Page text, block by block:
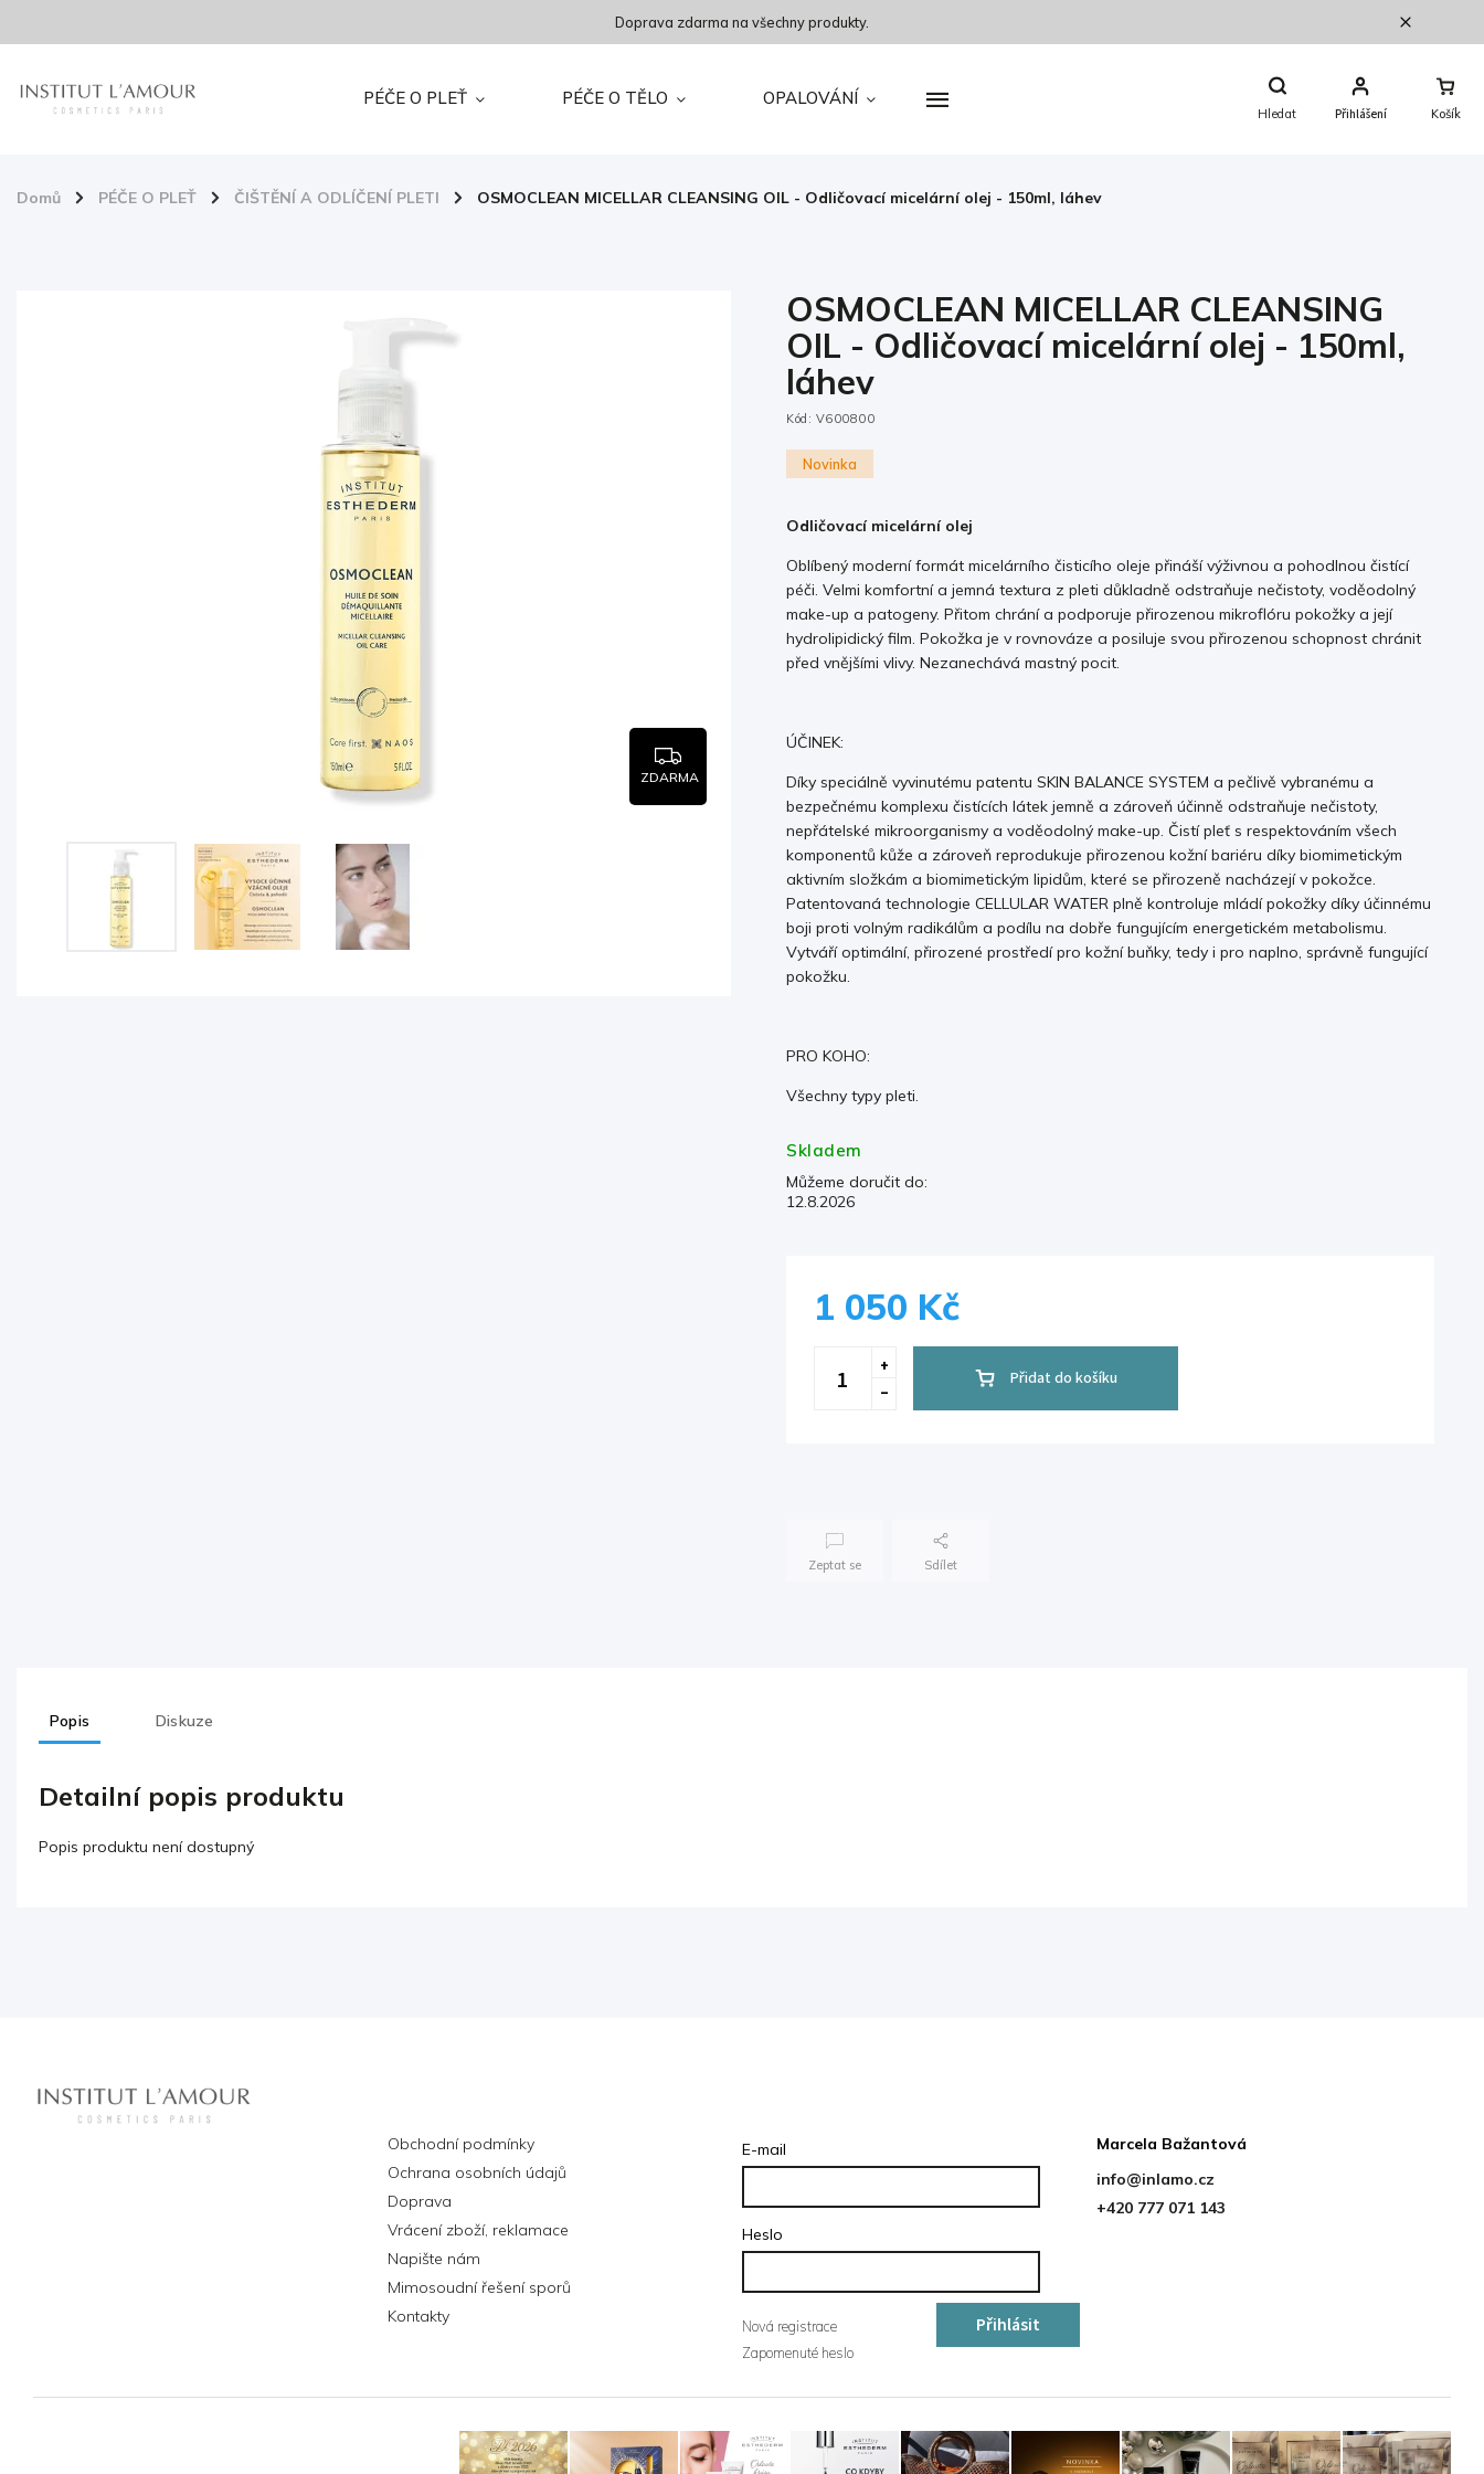
Doprava zdarma na všechny produkty.
Hledat
Nákupní
Košík
Přihlášení
PÉČE O PLEŤ PÉČE O TĚLO OPALOVÁNÍ
Domů / PÉČE O PLEŤ / ČIŠTĚNÍ A ODLÍČENÍ PLETI / OSMOCLEAN MICELLAR CLEANSING OIL - Odličovací micelární olej - 150ml, láhev
ZDARMA
OSMOCLEAN MICELLAR CLEANSING
OIL - Odličovací micelární olej - 150ml,
láhev
Kód: V600800
Novinka
Odličovací micelární olej
Oblíbený moderní formát micelárního čisticího oleje přináší výživnou a pohodlnou čistící
péči. Velmi komfortní a jemná textura z pleti důkladně odstraňuje nečistoty, voděodolný
make-up a patogeny. Přitom chrání a podporuje přirozenou mikroflóru pokožky a její
hydrolipidický film. Pokožka je v rovnováze a posiluje svou přirozenou schopnost chránit
před vnějšími vlivy. Nezanechává mastný pocit.
ÚČINEK:
Díky speciálně vyvinutému patentu SKIN BALANCE SYSTEM a pečlivě vybranému a
bezpečnému komplexu čistících látek jemně a zároveň účinně odstraňuje nečistoty,
nepřátelské mikroorganismy a voděodolný make-up. Čistí pleť s respektováním všech
komponentů kůže a zároveň reprodukuje přirozenou kožní bariéru díky biomimetickým
aktivním složkám a biomimetickým lipidům, které se přirozeně nacházejí v pokožce.
Patentovaná technologie CELLULAR WATER plně kontroluje mládí pokožky díky účinnému
boji proti volným radikálům a podílu na dobře fungujícím energetickém metabolismu.
Vytváří optimální, přirozené prostředí pro kožní buňky, tedy i pro naplno, správně fungující
pokožku.
PRO KOHO:
Všechny typy pleti.
Skladem
Můžeme doručit do:
12.8.2026
1 050 Kč
Přidat do košíku
Zeptat se Sdílet
Popis Diskuze
Detailní popis produktu
Popis produktu není dostupný
Obchodní podmínky
Ochrana osobních údajů
Doprava
Vrácení zboží, reklamace
Napište nám
Mimosoudní řešení sporů
Kontakty
E-mail
Heslo
Přihlásit
Nová registrace
Zapomenuté heslo
Marcela Bažantová
info@inlamo.cz
+420 777 071 143